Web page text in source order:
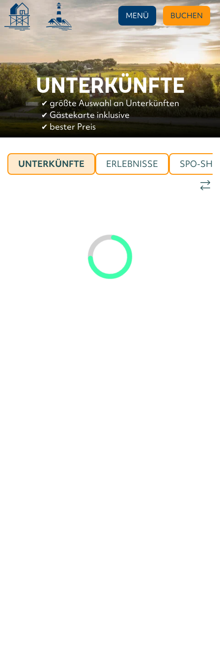
MENÜ BUCHEN
UNTERKÜNFTE
✔︎größte Auswahl an Unterkünften
✔︎Gästekarte inklusive
✔︎ bester Preis
UNTERKÜNFTE ERLEBNISSE SPO-